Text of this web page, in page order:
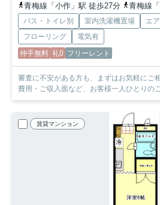
青梅線「小作」駅 徒歩27分
青梅線「河辺」
バス・トイレ別 室内洗濯機置場 エ
フローリング
電気有
仲手無料 礼0 フリーレント
審査に不安がある方も、まずはお気軽にご相談くださ
費用・ご収入面など、お客様一人ひとりの
賃貸マンション